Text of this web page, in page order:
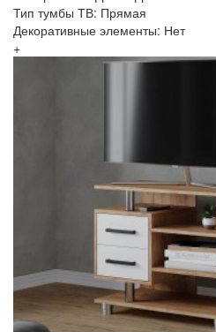
Тип тумбы ТВ: Прямая
Декоративные элементы: Нет
+